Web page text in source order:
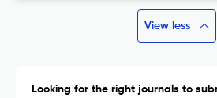
View less
Looking for the right journals to